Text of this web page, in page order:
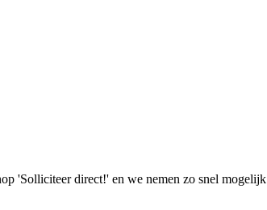
'Solliciteer direct!' en we nemen zo snel